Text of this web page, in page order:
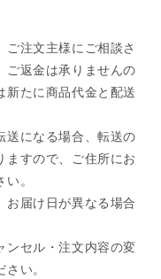
注文主様にご相談さ
ご返金は承りませんの
新たに商品代金と配送
送になる場合、転送の
ますので、ご住所にお
。
お届け日が異なる場合
ンセル・注文内容の変
い。